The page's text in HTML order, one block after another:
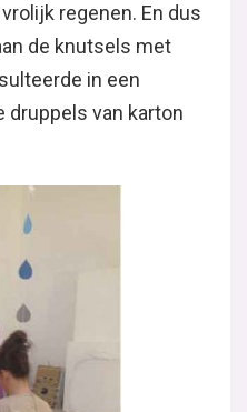
regenen. En dus
de knutsels met
in een
druppels van karton